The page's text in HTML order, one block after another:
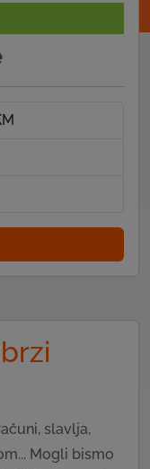
slavlja,
Mogli bismo